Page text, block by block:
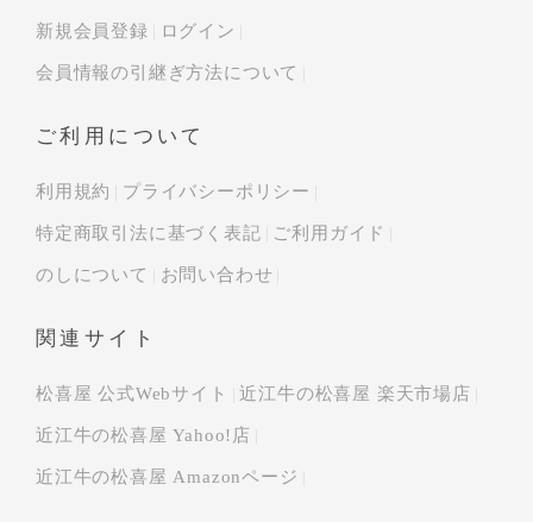
新規会員登録 ログイン
会員情報の引継ぎ方法について
ご利用について
利用規約 プライバシーポリシー
特定商取引法に基づく表記 ご利用ガイド
のしについて お問い合わせ
関連サイト
松喜屋 公式Webサイト 近江牛の松喜屋 楽天市場店
近江牛の松喜屋 Yahoo!店
近江牛の松喜屋 Amazonページ